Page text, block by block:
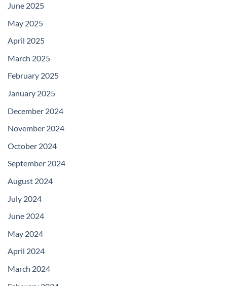
June 2025
May 2025
April 2025
March 2025
February 2025
January 2025
December 2024
November 2024
October 2024
September 2024
August 2024
July 2024
June 2024
May 2024
April 2024
March 2024